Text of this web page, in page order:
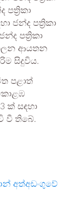
පත්‍රිකා
ජන්ද පත්‍රිකා
පත්‍රිකා
ආයතන
සිදුවිය.
පළාත්
ක් සඳහා
වී තිබේ.
අත්අඩංගුවේ